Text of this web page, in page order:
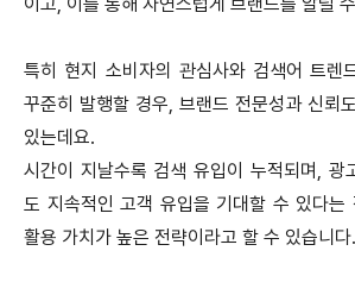
특히 현지 소비자의 관심사와 검색어 트렌
꾸준히 발행할 경우, 브랜드 전문성과 신뢰
있는데요.
시간이 지날수록 검색 유입이 누적되며, 광
도 지속적인 고객 유입을 기대할 수 있다는
활용 가치가 높은 전략이라고 할 수 있습니다.